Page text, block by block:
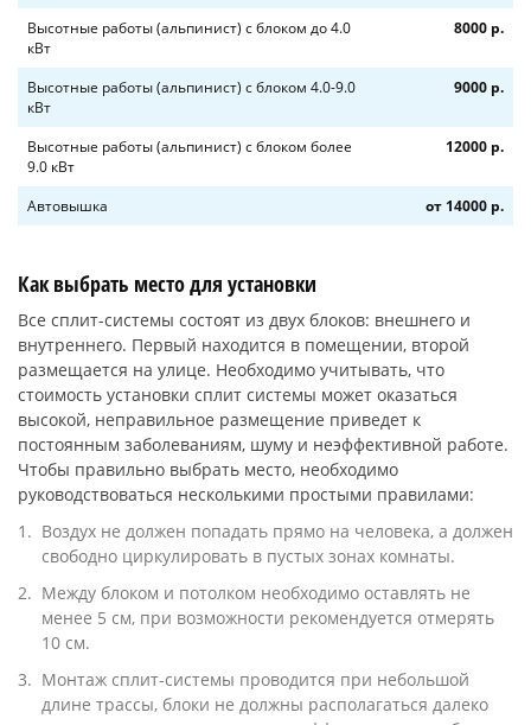
Высотные работы (альпинист) с блоком до 4.0
кВт
8000 р.
Высотные работы (альпинист) с блоком 4.0-9.0
кВт
9000 р.
Высотные работы (альпинист) с блоком более
9.0 кВт
12000 р.
Автовышка от 14000 р.
Как выбрать место для установки
Все сплит-системы состоят из двух блоков: внешнего и
внутреннего. Первый находится в помещении, второй
размещается на улице. Необходимо учитывать, что
стоимость установки сплит системы может оказаться
высокой, неправильное размещение приведет к
постоянным заболеваниям, шуму и неэффективной работе.
Чтобы правильно выбрать место, необходимо
руководствоваться несколькими простыми правилами:
Воздух не должен попадать прямо на человека, а должен
свободно циркулировать в пустых зонах комнаты.
Между блоком и потолком необходимо оставлять не
менее 5 см, при возможности рекомендуется отмерять
10 см.
Монтаж сплит-системы проводится при небольшой
длине трассы, блоки не должны располагаться далеко